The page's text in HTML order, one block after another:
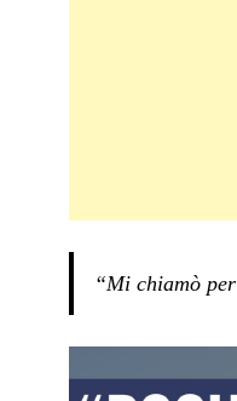
“Mi chiamò